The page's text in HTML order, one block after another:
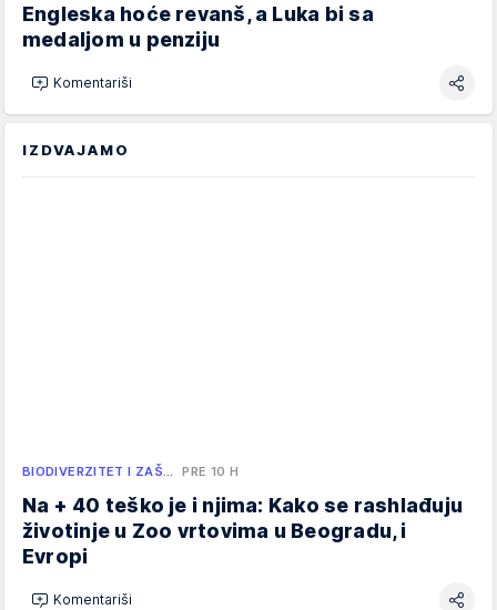
Engleska hoće revanš, a Luka bi sa
medaljom u penziju
Komentariši
IZDVAJAMO
BIODIVERZITET I ZAŠ… PRE 10 H
Na + 40 teško je i njima: Kako se rashlađuju
životinje u Zoo vrtovima u Beogradu, i
Evropi
Komentariši